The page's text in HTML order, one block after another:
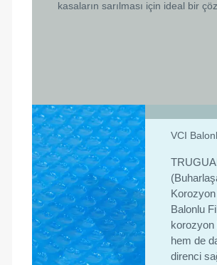
kasaların sarılması için ideal bir
VCI
Balonlu
korozyon
hem de
direnci